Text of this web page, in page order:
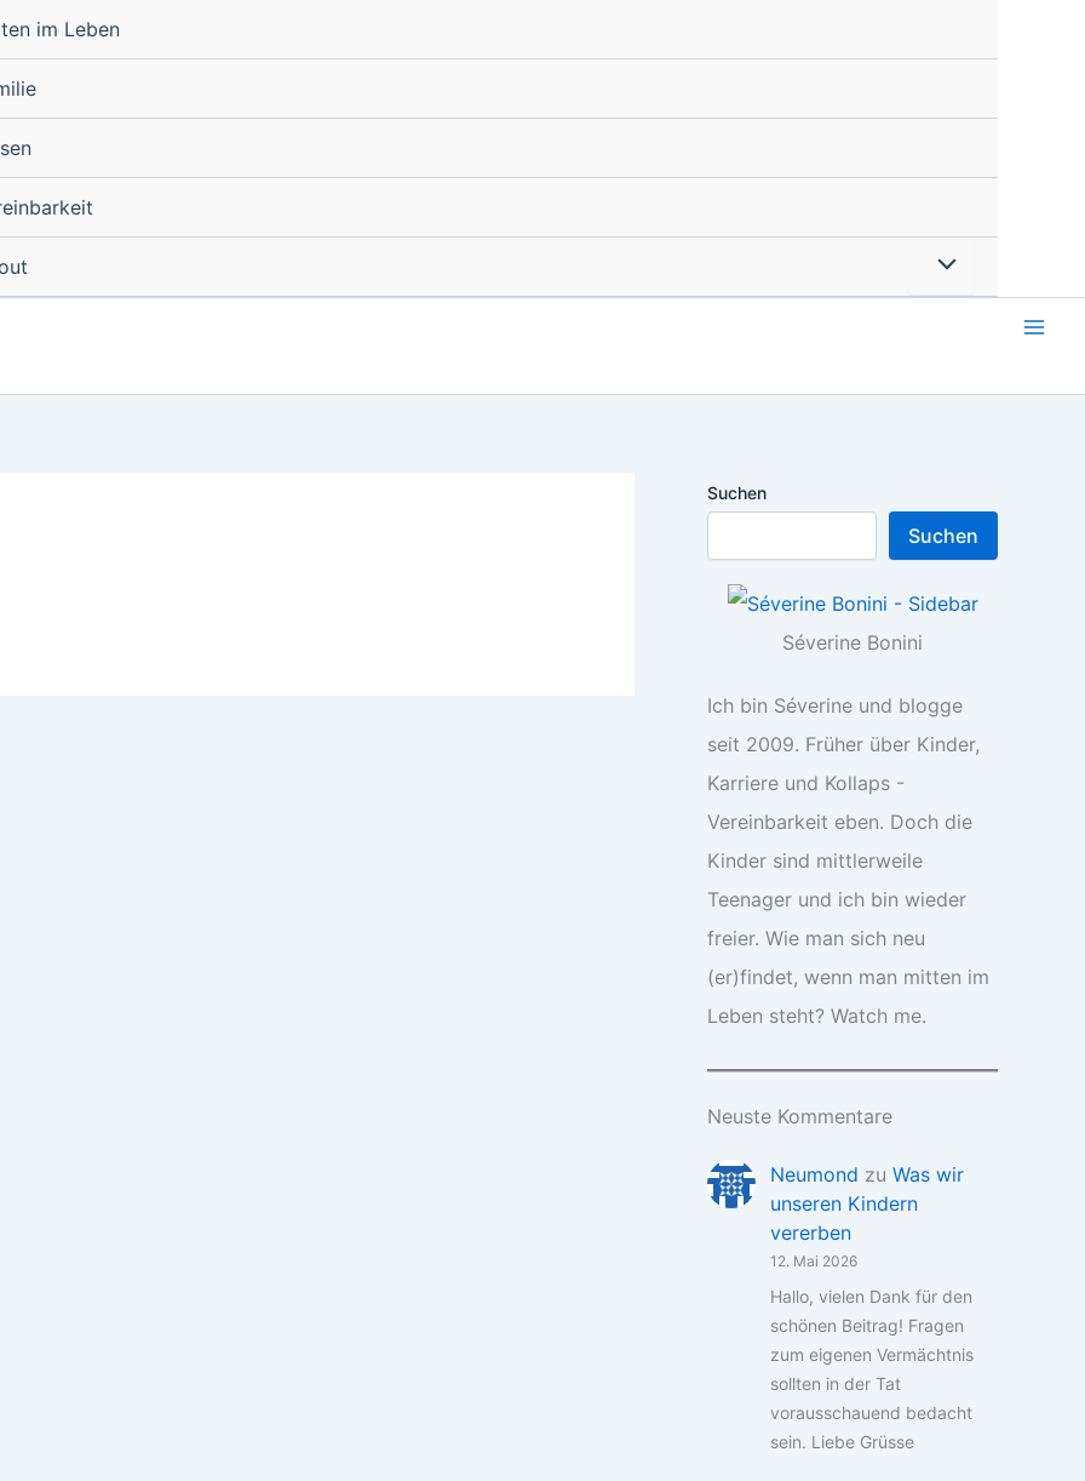
im Leben
Suchen
Suchen
Séverine Bonini
Ich bin Séverine und blogge
seit 2009. Früher über Kinder,
Karriere und Kollaps -
Vereinbarkeit eben. Doch die
Kinder sind mittlerweile
Teenager und ich bin wieder
freier. Wie man sich neu
(er)findet, wenn man mitten im
Leben steht? Watch me.
Neuste Kommentare
Neumond zu Was wir
unseren Kindern
vererben
12. Mai 2026
Hallo, vielen Dank für den
schönen Beitrag! Fragen
zum eigenen Vermächtnis
sollten in der Tat
vorausschauend bedacht
sein. Liebe Grüsse